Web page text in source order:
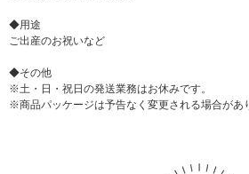
◆用途
ご出産のお祝いなど
◆その他
※土・日・祝日の発送業務はお休みです。
※商品パッケージは予告なく変更される場合があ